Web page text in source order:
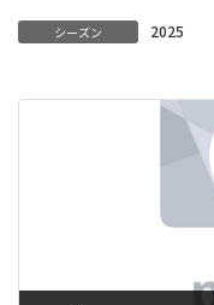
シーズン 2025